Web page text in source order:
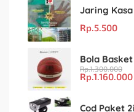
Rp. 5.500
Rp.1.300.000
Rp.1.160.000